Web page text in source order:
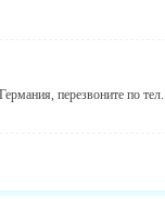
перезвоните по